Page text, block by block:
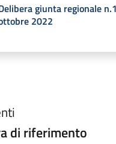
giunta regionale
2022
di riferimento